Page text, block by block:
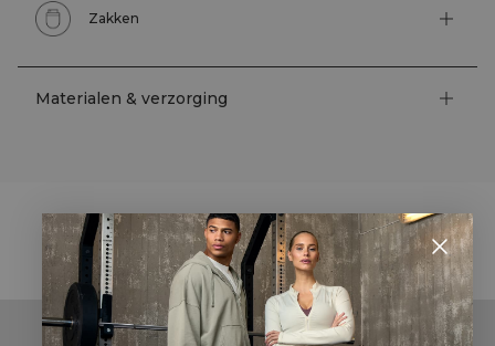
Zakken
Materialen & verzorging
STYLE WITH